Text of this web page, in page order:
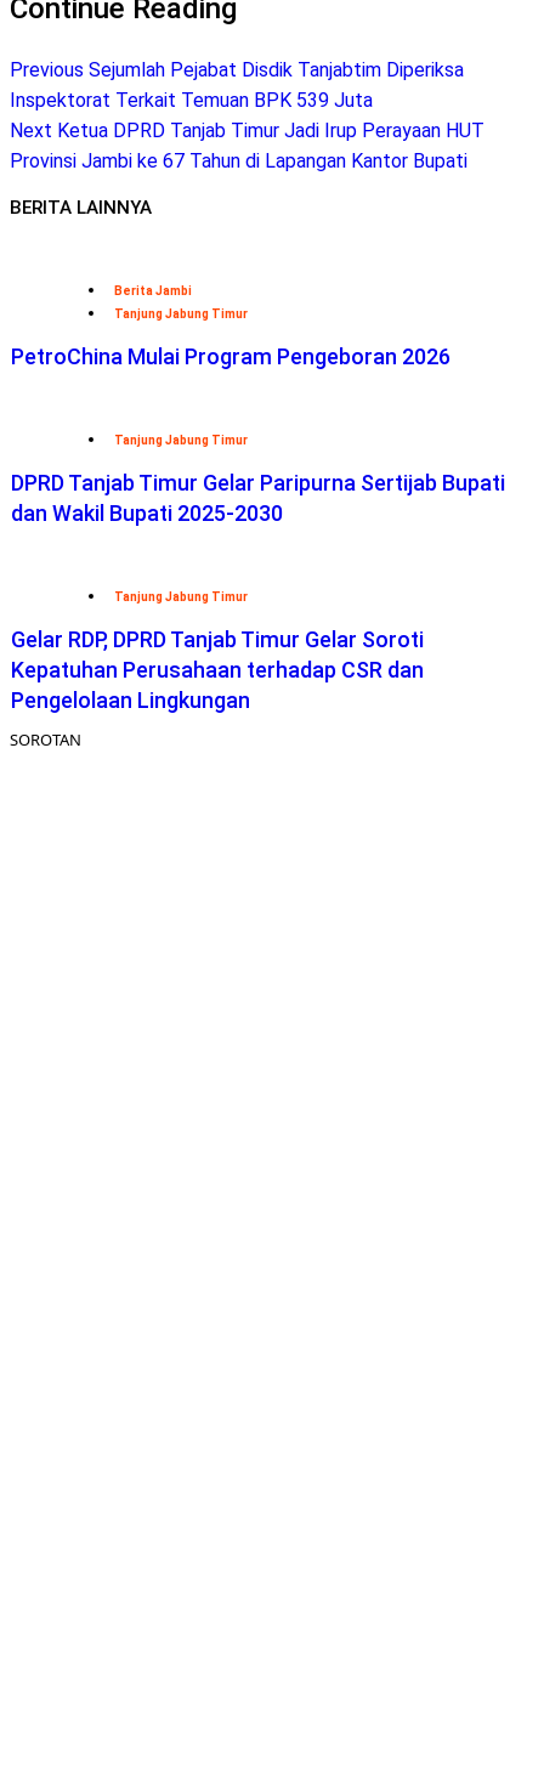
Continue Reading
Previous Sejumlah Pejabat Disdik Tanjabtim Diperiksa
Inspektorat Terkait Temuan BPK 539 Juta
Next Ketua DPRD Tanjab Timur Jadi Irup Perayaan HUT
Provinsi Jambi ke 67 Tahun di Lapangan Kantor Bupati
BERITA LAINNYA
Berita Jambi
Tanjung Jabung Timur
PetroChina Mulai Program Pengeboran 2026
Tanjung Jabung Timur
DPRD Tanjab Timur Gelar Paripurna Sertijab Bupati
dan Wakil Bupati 2025-2030
Tanjung Jabung Timur
Gelar RDP, DPRD Tanjab Timur Gelar Soroti
Kepatuhan Perusahaan terhadap CSR dan
Pengelolaan Lingkungan
SOROTAN